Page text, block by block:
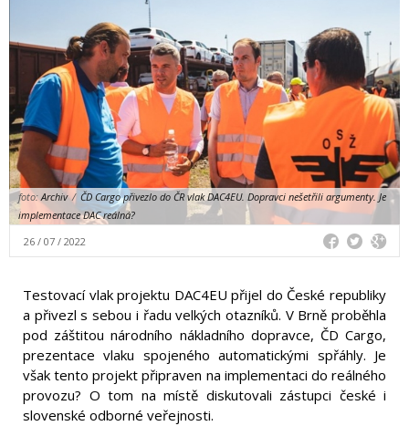
foto:Archiv / ČD Cargo přivezlo do ČR vlak DAC4EU. Dopravci nešetřili argumenty. Je
implementace DAC reálná?
26 / 07 / 2022
Testovací vlak projektu DAC4EU přijel do České republiky
a přivezl s sebou i řadu velkých otazníků. V Brně proběhla
pod záštitou národního nákladního dopravce, ČD Cargo,
prezentace vlaku spojeného automatickými spřáhly. Je
však tento projekt připraven na implementaci do reálného
provozu? O tom na místě diskutovali zástupci české i
slovenské odborné veřejnosti.